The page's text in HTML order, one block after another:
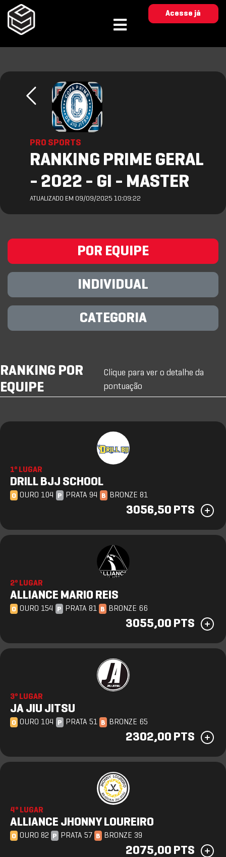
Acesse já
PRO SPORTS
RANKING PRIME GERAL
- 2022 - GI - MASTER
ATUALIZADO EM 09/09/2025 10:09:22
POR EQUIPE
INDIVIDUAL
CATEGORIA
RANKING POR
EQUIPE
Clique para ver o detalhe da
pontuação
1º LUGAR
DRILL BJJ SCHOOL
O OURO 104 P PRATA 94 B BRONZE 81
3056,50 PTS
2º LUGAR
ALLIANCE MARIO REIS
O OURO 154 P PRATA 81 B BRONZE 66
3055,00 PTS
3º LUGAR
JA JIU JITSU
O OURO 104 P PRATA 51 B BRONZE 65
2302,00 PTS
4º LUGAR
ALLIANCE JHONNY LOUREIRO
O OURO 82 P PRATA 57 B BRONZE 39
2075,00 PTS